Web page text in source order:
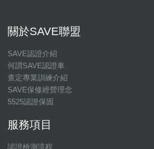
關於SAVE聯盟
SAVE認證介紹
何謂SAVE認證車
查定專業訓練介紹
SAVE保修經營理念
5525認證保固
服務項目
認證檢測流程